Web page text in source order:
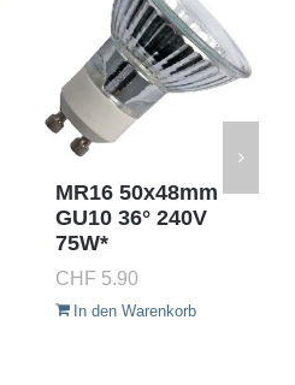
MR16 50x48mm
GU10 36° 240V
75W*
CHF 5.90
In den Warenkorb